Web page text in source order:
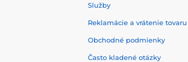
Služby
Reklamácie a vrátenie tovaru
Obchodné podmienky
Často kladené otázky